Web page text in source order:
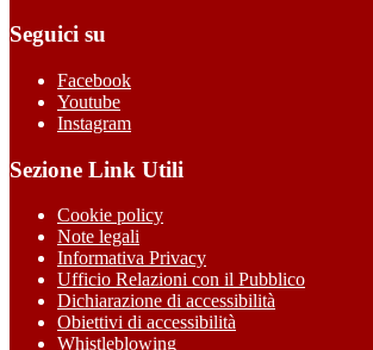
Seguici su
Facebook
Youtube
Instagram
Sezione Link Utili
Cookie policy
Note legali
Informativa Privacy
Ufficio Relazioni con il Pubblico
Dichiarazione di accessibilità
Obiettivi di accessibilità
Whistleblowing